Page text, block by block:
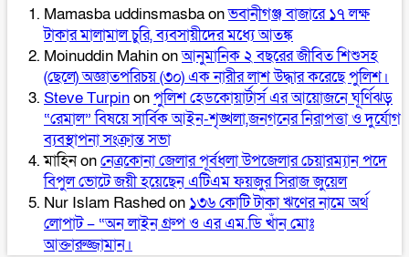
Mamasba uddinsmasbaonভবানীগঞ্জ বাজারে ১৭ লক্ষ
টাকার মালামাল চুরি, ব্যবসায়ীদের মধ্যে আতঙ্ক
Moinuddin Mahinonআনুমানিক ২ বছরের জীবিত শিশুসহ
(ছেলে) অজ্ঞাতপরিচয় (৩০) এক নারীর লাশ উদ্ধার করেছে পুলিশ।
Steve Turpinonপুলিশ হেডকোয়ার্টার্স এর আয়োজনে ঘূর্ণিঝড়
“রেমাল” বিষয়ে সার্বিক আইন-শৃঙ্খলা,জনগনের নিরাপত্তা ও দুর্যোগ
ব্যবস্থাপনা সংক্রান্ত সভা
মাহিনonনেত্রকোনা জেলার পূর্বধলা উপজেলার চেয়ারম্যান পদে
বিপুল ভোটে জয়ী হয়েছেন এটিএম ফয়জুর সিরাজ জুয়েল
Nur Islam Rashedon ১৩৬ কোটি টাকা ঋণের নামে অর্থ
লোপাট – “অন লাইন গ্রুপ ও এর এম.ডি খাঁন মোঃ
আক্তারুজ্জামান।